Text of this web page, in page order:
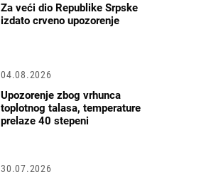
Za veći dio Republike Srpske
izdato crveno upozorenje
04.08.2026
Upozorenje zbog vrhunca
toplotnog talasa, temperature
prelaze 40 stepeni
30.07.2026